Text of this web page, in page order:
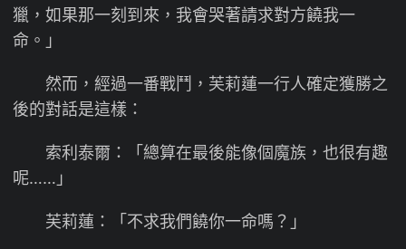
獵，如果那一刻到來，我會哭著請求對方饒我一
命。」
然而，經過一番戰鬥，芙莉蓮一行人確定獲勝之
後的對話是這樣：
索利泰爾：「總算在最後能像個魔族，也很有趣
呢……」
芙莉蓮：「不求我們饒你一命嗎？」